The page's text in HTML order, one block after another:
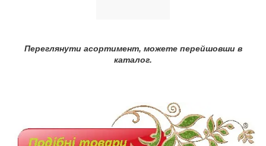
Переглянути асортимент, можете перейшовши в
каталог.